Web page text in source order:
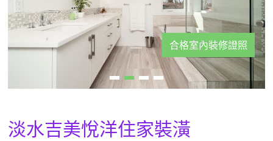
合格室內裝修證照
淡水吉美悅洋住家裝潢